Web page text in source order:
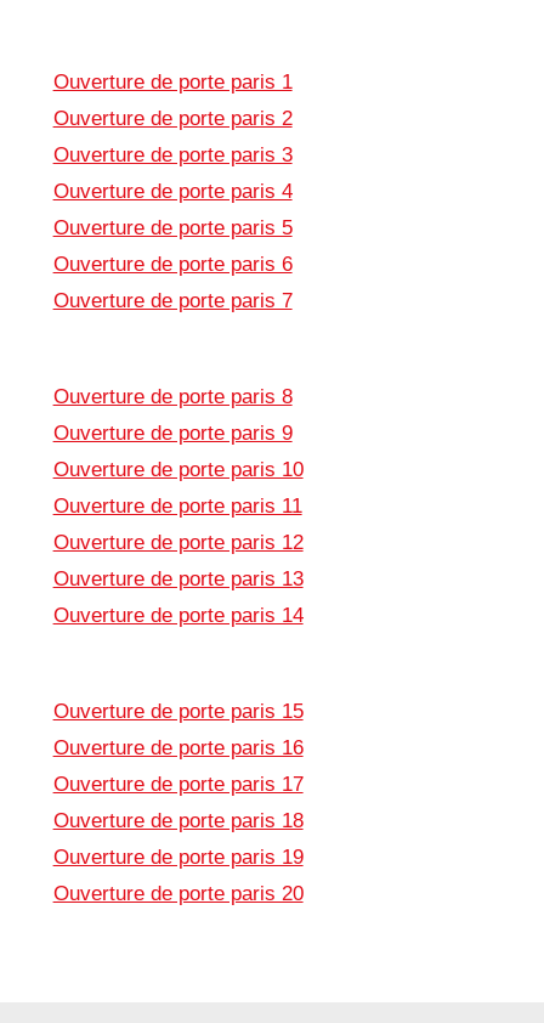
Ouverture de porte paris 1
Ouverture de porte paris 2
Ouverture de porte paris 3
Ouverture de porte paris 4
Ouverture de porte paris 5
Ouverture de porte paris 6
Ouverture de porte paris 7
Ouverture de porte paris 8
Ouverture de porte paris 9
Ouverture de porte paris 10
Ouverture de porte paris 11
Ouverture de porte paris 12
Ouverture de porte paris 13
Ouverture de porte paris 14
Ouverture de porte paris 15
Ouverture de porte paris 16
Ouverture de porte paris 17
Ouverture de porte paris 18
Ouverture de porte paris 19
Ouverture de porte paris 20